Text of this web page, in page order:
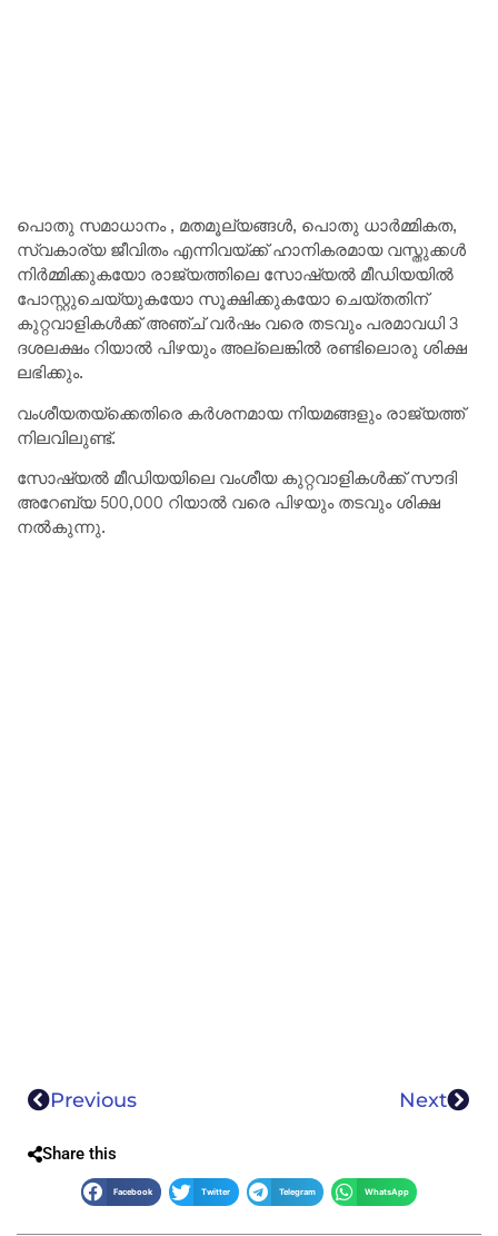
പൊതു സമാധാനം , മതമൂല്യങ്ങൾ, പൊതു ധാർമ്മികത,
സ്വകാര്യ ജീവിതം എന്നിവയ്ക്ക് ഹാനികരമായ വസ്തുക്കൾ
നിർമ്മിക്കുകയോ രാജ്യത്തിലെ സോഷ്യൽ മീഡിയയിൽ
പോസ്റ്റുചെയ്യുകയോ സൂക്ഷിക്കുകയോ ചെയ്തതിന്
കുറ്റവാളികൾക്ക് അഞ്ച് വർഷം വരെ തടവും പരമാവധി 3
ദശലക്ഷം റിയാൽ പിഴയും അല്ലെങ്കിൽ രണ്ടിലൊരു ശിക്ഷ
ലഭിക്കും.
വംശീയതയ്‌ക്കെതിരെ കർശനമായ നിയമങ്ങളും രാജ്യത്ത്
നിലവിലുണ്ട്.
സോഷ്യൽ മീഡിയയിലെ വംശീയ കുറ്റവാളികൾക്ക് സൗദി
അറേബ്യ 500,000 റിയാൽ വരെ പിഴയും തടവും ശിക്ഷ
നൽകുന്നു.
Previous Next
Share this
Facebook Twitter Telegram WhatsApp